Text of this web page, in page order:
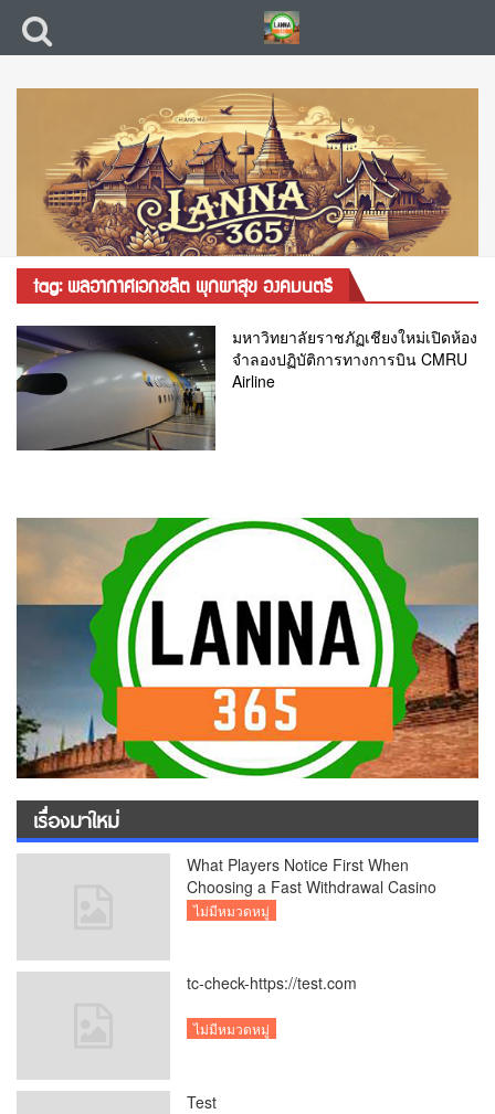
tag: พลอากาศเอกชลิต พุกผาสุข องคมนตรี
มหาวิทยาลัยราชภัฏเชียงใหม่เปิดห้อง
จำลองปฏิบัติการทางการบิน CMRU
Airline
เรื่องมาใหม่
What Players Notice First When
Choosing a Fast Withdrawal Casino
UK
ไม่มีหมวดหมู่
tc-check-https://test.com
ไม่มีหมวดหมู่
Test